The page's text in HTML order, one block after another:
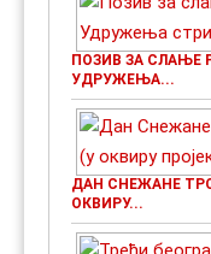
ПОЗИВ ЗА СЛАЊЕ
УДРУЖЕЊА...
ДАН СНЕЖАНЕ
ОКВИРУ...